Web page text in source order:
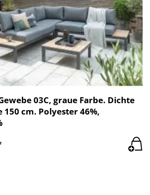
03C, graue Farbe. Dichte
150 cm. Polyester 46%,